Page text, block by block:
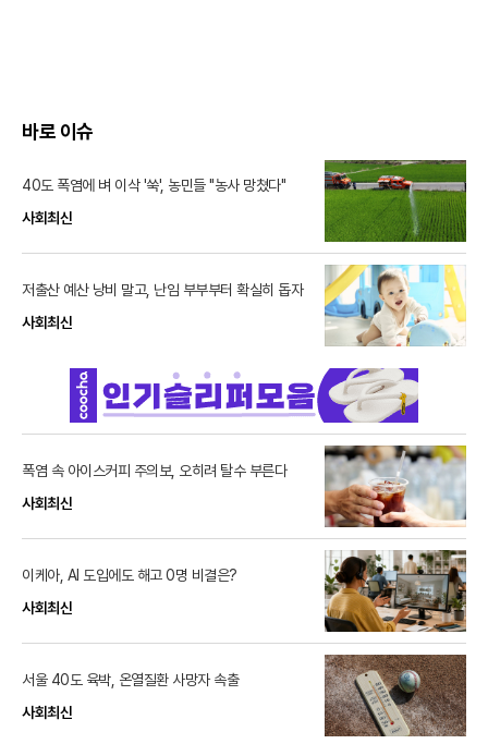
바로 이슈
40도 폭염에 벼 이삭 '쑥', 농민들 "농사 망쳤다"
사회최신
저출산 예산 낭비 말고, 난임 부부부터 확실히 돕자
사회최신
폭염 속 아이스커피 주의보, 오히려 탈수 부른다
사회최신
이케아, AI 도입에도 해고 0명 비결은?
사회최신
서울 40도 육박, 온열질환 사망자 속출
사회최신